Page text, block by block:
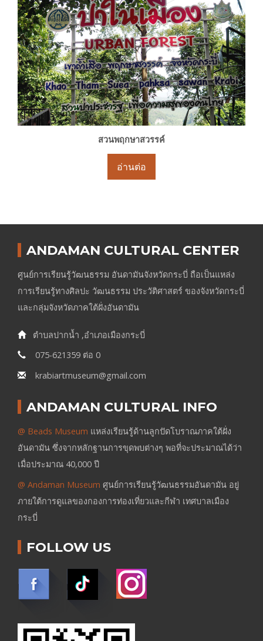
สวนพฤกษาสวรรค์
อ่านต่อ
ANDAMAN CULTURAL CENTER
ศูนย์การเรียนรู้วัฒนธรรม อันดามันจังหวัดกระบี่ ถือเป็นแหล่ง
การเรียนรู้ทางศิลปะ วัฒนธรรม ประวัติศาสตร์ ของจังหวัดกระบี่
และกลุ่มจังหวัดภาคใต้ฝั่งอันดามัน
ตำบลปากน้ำ ,อำเภอเมืองกระบี่
075-621359 ต่อ 0
krabiartmuseum@gmail.com
ANDAMAN CULTURAL INFO
@ Beads Museum แหล่งเรียนรู้ด้านลูกปัดโบราณภาคใต้ฝั่ง
อันดามัน ซึ่งจากหลักฐานการขุดพบต่างๆ พอที่จะประมาณได้ว่า
เมื่อประมาณ 40,000 ปี
@ Andaman Museum ศูนย์การเรียนรู้วัฒนธรรมอันดามัน อยู่
ภายใต้การดูแลของกองการท่องเที่ยวและกีฬา เทศบาลเมือง
กระบี่
FOLLOW US